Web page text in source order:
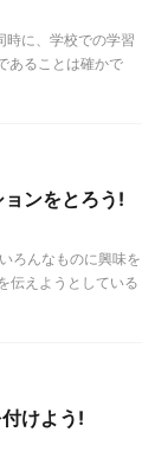
時に、学校での学習
あることは確かで
ンをとろう!
ろんなものに興味を
伝えようとしている
けよう!